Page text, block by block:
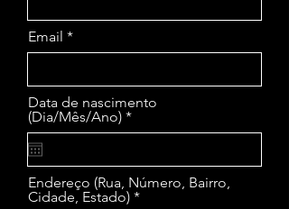
Email
Data de nascimento
(Dia/Mês/Ano) *r
e
i
r
e
Endereço (Rua, Número, Bairro,
Cidade, Estado)